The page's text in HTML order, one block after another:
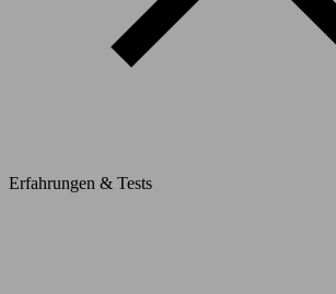
Erfahrungen & Tests